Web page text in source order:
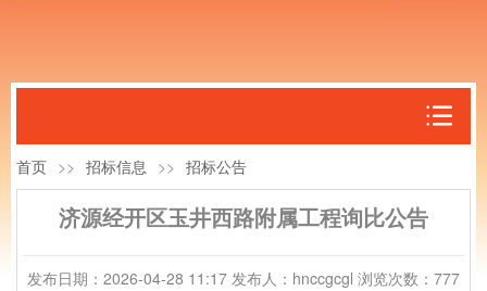
首页 >> 招标信息 >> 招标公告
济源经开区玉井西路附属工程询比公告
发布日期：2026-04-28 11:17 发布人：hnccgcgl 浏览次数：777